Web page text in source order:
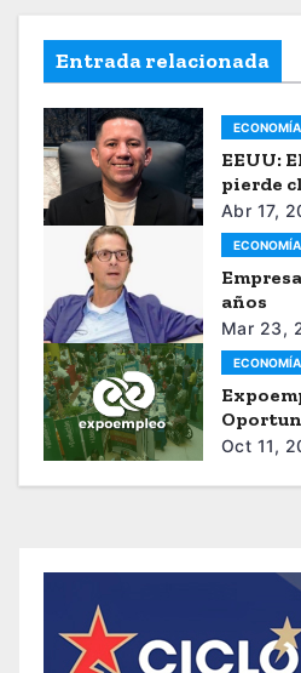
Entrada relacionada
ECONOMÍA
EEUU:
pierde
quiere
capital”
Abr 17,
ECONOMÍA
años
Mar 23,
ECONOMÍA
Oct 11,